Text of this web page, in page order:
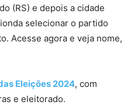
(RS) e depois a cidade
selecionar o partido
Acesse agora e veja nome,
Eleições 2024, com
e eleitorado.